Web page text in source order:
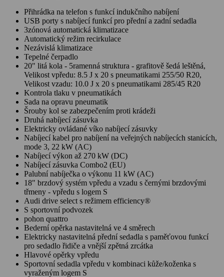
Přihrádka na telefon s funkcí indukčního nabíjení
USB porty s nabíjecí funkcí pro přední a zadní sedadla
3zónová automatická klimatizace
Automatický režim recirkulace
Nezávislá klimatizace
Tepelné čerpadlo
20" litá kola - 5ramenná struktura - grafitově šedá leštěná,
Velikost vpředu: 8.5 J x 20 s pneumatikami 255/50 R20,
Velikost vzadu: 10.0 J x 20 s pneumatikami 285/45 R20
Kontrola tlaku v pneumatikách
Sada na opravu pneumatik
Šrouby kol se zabezpečením proti krádeži
Druhá nabíjecí zásuvka
Elektricky ovládané víko nabíjecí zásuvky
Nabíjecí kabel pro nabíjení na veřejných nabíjecích stanicích,
mode 3, 22 kW (AC)
Nabíjecí výkon až 270 kW (DC)
Nabíjecí zásuvka Combo2 (EU)
Palubní nabíječka o výkonu 11 kW (AC)
18" brzdový systém vpředu a vzadu s černými brzdovými
třmeny - vpředu s logem S
Audi drive select s režimem efficiency®
S sportovní podvozek
pohon quattro
Bederní opěrka nastavitelná ve 4 směrech
Elektricky nastavitelná přední sedadla s paměťovou funkcí
pro sedadlo řidiče a vnější zpětná zrcátka
Hlavové opěrky vpředu
Sportovní sedadla vpředu v kombinaci kůže/koženka s
vyraženým logem S